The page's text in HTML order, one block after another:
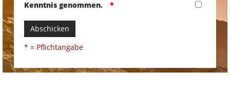
Kenntnis genommen.
Abschicken
* = Pflichtangabe